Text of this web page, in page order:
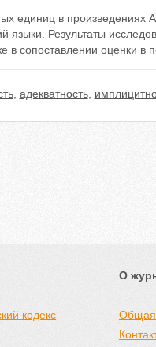
единиц в произведениях
языки. Результаты
сопоставлении оценки в
, адекватность,
кодекс
О